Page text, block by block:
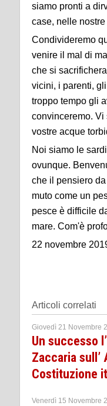
siamo pronti a
case, nelle
Condivideremo
venire il mal di
che si
vicini, i parenti,
troppo tempo gli
convinceremo.
vostre acque
Noi siamo le
ovunque.
che il pensiero
muto come un
pesce è difficile
mare. Com'è
22 novembre
Articoli correlati
Giovedì 21 Novembre
Un successo
Zaccaria
Costituzione
Venerdì 15 Novembre